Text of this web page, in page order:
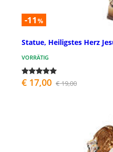
-11 %
Statue, Heiligstes Herz
VORRÄTIG
€ 17,00 € 19,00